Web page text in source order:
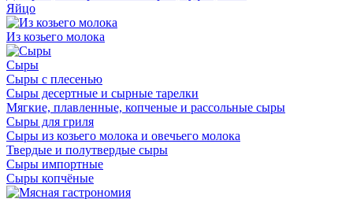
Яйцо
Из козьего молока
Сыры
Сыры с плесенью
Сыры десертные и сырные тарелки
Мягкие, плавленные, копченые и рассольные сыры
Сыры для гриля
Сыры из козьего молока и овечьего молока
Твердые и полутвердые сыры
Сыры импортные
Сыры копчёные